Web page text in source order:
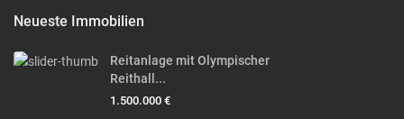
Neueste Immobilien
Reitanlage mit Olympischer
Reithall...
1.500.000 €